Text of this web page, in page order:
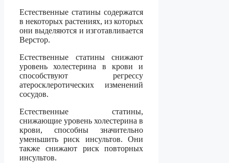
Естественные статины содержатся
в некоторых растениях, из которых
они выделяются и изготавливается
Верстор.
Естественные статины снижают
уровень холестерина в крови и
способствуют регрессу
атеросклеротических изменений
сосудов.
Естественные статины,
снижающие уровень холестерина в
крови, способны значительно
уменьшить риск инсультов. Они
также снижают риск повторных
инсультов.